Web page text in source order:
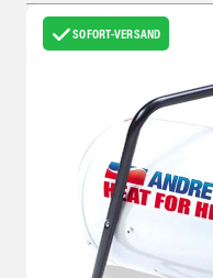
SOFORT-VERSAND